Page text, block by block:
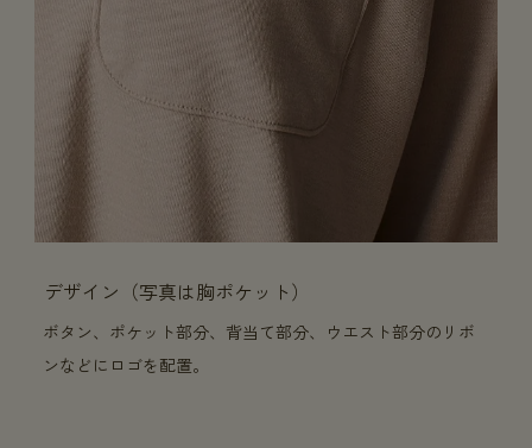
デザイン（写真は胸ポケット）
ボタン、ポケット部分、背当て部分、ウエスト部分のリボ
ンなどにロゴを配置。